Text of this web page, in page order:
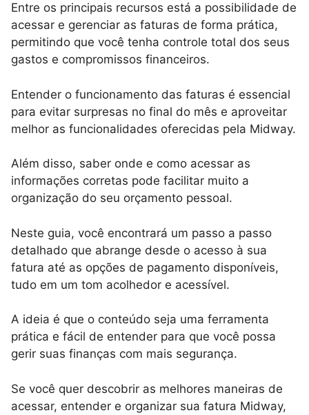
Entre os principais recursos está a possibilidade de
acessar e gerenciar as faturas de forma prática,
permitindo que você tenha controle total dos seus
gastos e compromissos financeiros.
Entender o funcionamento das faturas é essencial
para evitar surpresas no final do mês e aproveitar
melhor as funcionalidades oferecidas pela Midway.
Além disso, saber onde e como acessar as
informações corretas pode facilitar muito a
organização do seu orçamento pessoal.
Neste guia, você encontrará um passo a passo
detalhado que abrange desde o acesso à sua
fatura até as opções de pagamento disponíveis,
tudo em um tom acolhedor e acessível.
A ideia é que o conteúdo seja uma ferramenta
prática e fácil de entender para que você possa
gerir suas finanças com mais segurança.
Se você quer descobrir as melhores maneiras de
acessar, entender e organizar sua fatura Midway,